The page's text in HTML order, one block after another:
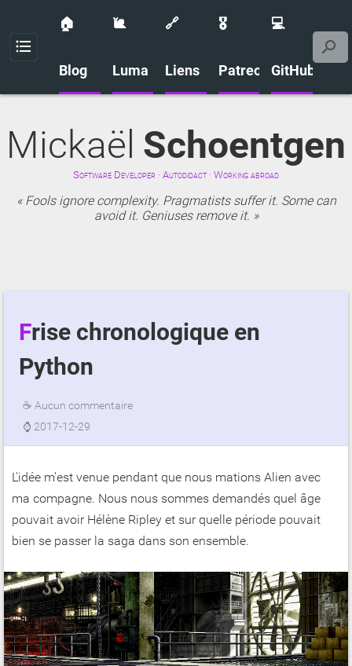
Menu
🏠
Blog
🐌
Luma
🔗
Liens
🎖️
Patreon
💻
GitHub
Mickaël Schoentgen
Software Developer · Autodidact · Working abroad
Fools ignore complexity. Pragmatists suffer it. Some can
avoid it. Geniuses remove it.
Frise chronologique en
Python
☕ Aucun commentaire
⌚ 2017-12-29
L'idée m'est venue pendant que nous mations Alien avec
ma compagne. Nous nous sommes demandés quel âge
pouvait avoir Hélène Ripley et sur quelle période pouvait
bien se passer la saga dans son ensemble.